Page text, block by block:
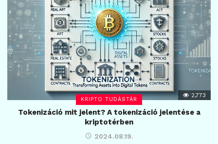
KRIPTO TUDÁSTÁR
2,773
Tokenizáció mit jelent? A tokenizáció jelentése a
kriptotérben
2024.08.19.